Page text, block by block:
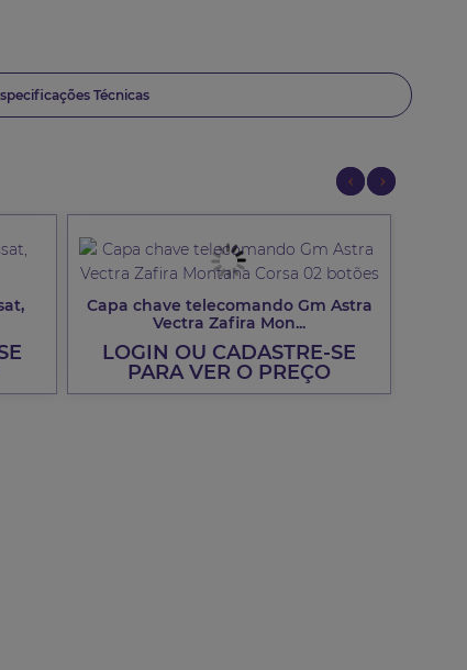
Técnicas
Capa chave telecomando Gm Astra
Vectra Zafira Mon...
LOGIN OU CADASTRE-SE
PARA VER O PREÇO
Previous
Next